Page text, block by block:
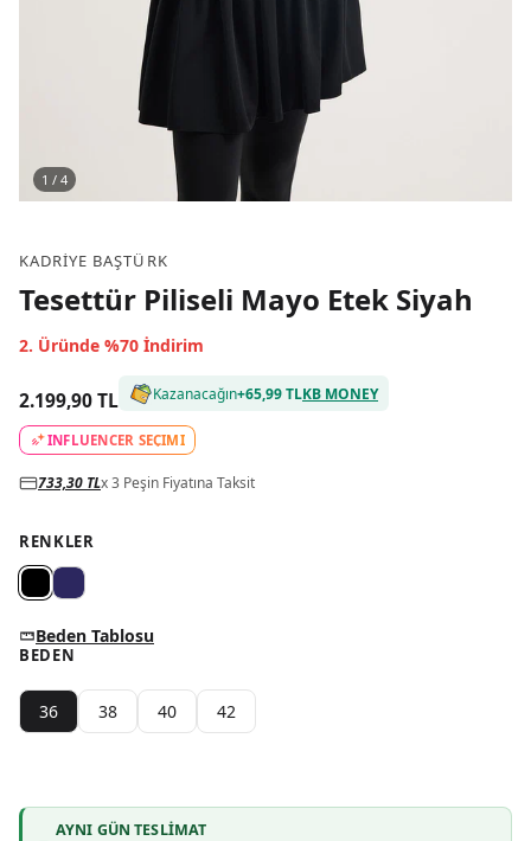
1 / 4
KADRIYE BAŞTÜRK
Tesettür Piliseli Mayo Etek Siyah
2. Üründe %70 İndirim
2.199,90 TL Kazanacağın+65,99 TLKB MONEY
INFLUENCER SEÇİMİ
733,30 TLx 3 Peşin Fiyatına Taksit
RENKLER
Beden Tablosu
BEDEN
36 38 40 42
AYNI GÜN TESLIMAT